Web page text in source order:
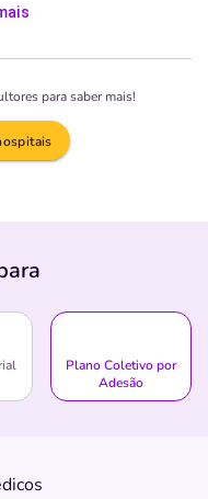
para saber mais!
Plano Coletivo por
Adesão